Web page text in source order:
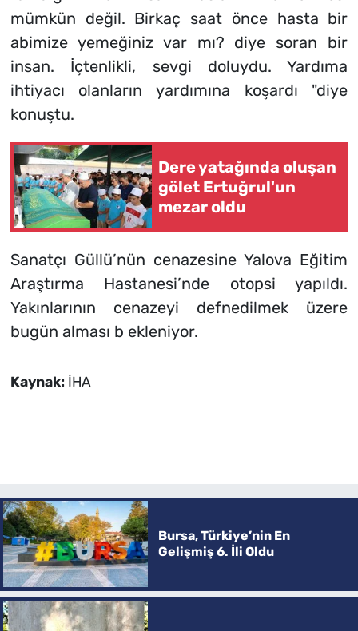
mümkün değil. Birkaç saat önce hasta bir
abimize yemeğiniz var mı? diye soran bir
insan. İçtenlikli, sevgi doluydu. Yardıma
ihtiyacı olanların yardımına koşardı "diye
konuştu.
Dere yatağında oluşan
gölet Ertuğrul'un
mezar oldu
Sanatçı Güllü’nün cenazesine Yalova Eğitim
Araştırma Hastanesi’nde otopsi yapıldı.
Yakınlarının cenazeyi defnedilmek üzere
bugün alması b ekleniyor.
Kaynak: İHA
Bursa, Türkiye’nin En
Gelişmiş 6. İli Oldu